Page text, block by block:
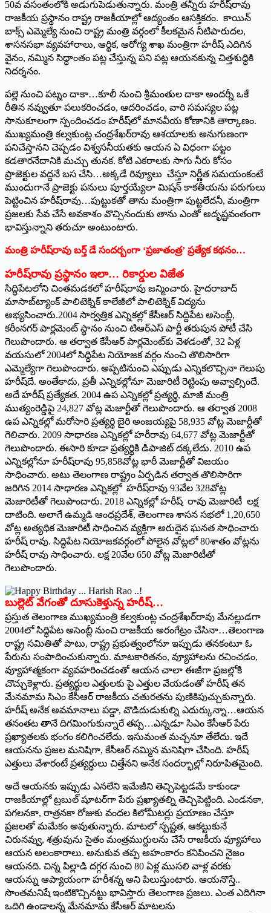
50వ వసంతంలోకి అడుగుపెడుతున్నారు. మంత్రి తన్నీరు హరీష్‌రావు
రాజకీయ ప్రస్థానం రాష్ట్ర రాజకీయాల్లో ఆద్యంతం ఆసక్తికరం. కాయిన్‌
‌బాక్స్ ఎమ్మెల్యే నుంచి రాష్ట్ర మంత్రి వర్గంలో కీలకమైన నీటిపారుదల,
శాసనసభా వ్యవహారాలు, ఆర్థిక, ఆరోగ్య శాఖ మంత్రిగా హరీష్‌ ఎదిగిన
వైనం, నమ్మిన సిద్ధాంతం పట్ల చేస్తున్న పని పట్ల ఆయనకున్న చిత్తశుద్ధికి
నిదర్శనం.
పల్లె నుంచి పట్నం దాకా…కూలీ నుంచి శ్రీమంతుల దాకా అందర్నీ ఒకే
రీతిన నవ్వుతూ పలుకరించడం, ఆదరించడం, వారి సమస్యల పట్ల
సానుకూలంగా స్పందించడం హరీష్‌లో మానవీయ కోణానికి తార్కాణం.
ముఖ్యమంత్రి కల్వకుంట్ల చంద్రశేఖర్‌రావు ఆశయాలకు అనుగుణంగా
పనిచేస్తానని చెప్పడం విశ్వసనీయతకు ఆయన ఏ విధంగా పట్టం
కడతారనేదానికి మచ్చు తునక. కోటి ఎకరాలకు సాగు నీరు కోసం
ప్రాజెక్టుల వద్దనే బస చేసి…అక్కడే రివ్యూలు చేస్తూ నిర్ణీత సమయంకంటే
ముందుగానే ప్రాజెక్టు పనులు పూర్తయ్యేలా మిషన్‌ ‌కాకతీయను పరుగులు
పెట్టించిన హరీష్‌రావు…పుట్టుకతో తాను మంత్రిగా పుట్టలేదనీ, మంత్రిగా
ప్రజలకు సేవ చేసే అవకాశం వొచ్చినందుకు తాను ఎంతో అదృష్టవంతంగా
భావిస్తున్నాని తరుచూ అంటుంటారు.
మంత్రి హరీష్‌రావు బర్త్ ‌డే సందర్బంగా ‘ప్రజాతంత్ర’ ప్రత్యేక కథనం…
హరీష్‌రావు ప్రస్థానం ఇలా… రికార్డుల విజేత
సిద్ధిపేటలోని చింతమడకలో హరీష్‌రావు జన్మించారు. హైదరాబాద్‌
‌మాసాబ్‌ట్యాంక్‌ ‌పాలిటెక్నిక్‌ ‌కాలేజీలో పాలిటెక్నిక్‌ ‌విద్యను
అభ్యసించారు.2004 సార్వత్రిక ఎన్నికల్లో కేసీఆర్‌ ‌సిద్దిపేట అసెంబ్లీ,
కరీంనగర్‌ ‌పార్లమెంట్‌ ‌స్థానం నుంచి టిఆర్‌ఎస్‌ ‌పార్టీ తరుపున పోటీ చేసి
గెలుపొందారు. ఆ తర్వాత కేసీఆర్‌ ‌పార్లమెంట్‌కు వెళడంతో, 32 ఏళ్ల
వయసులో 2004లో సిద్ధిపేట నియోజక వర్గం నుంచి తొలిసారిగా
ఎమ్మెల్యేగా గెలుపొందారు. అప్పటినుంచి ఎప్పుడు ఎన్నికలొచ్చినా గెలుపు
హరీష్‌దే. అంతేకాదు, ప్రతీ ఎన్నికల్లోనూ మెజారిటీ రెట్టింపు అవ్వాల్సిందే.
అదే హరీష్‌ ‌ప్రత్యేకత. 2004 ఉప ఎన్నికల్లో ప్రత్యర్థి, మాజీ మంత్రి
ముత్యంరెడ్డిపై 24,827 వోట్ల మెజార్టీతో గెలుపొందారు. ఆ తర్వాత 2008
ఉప ఎన్నికల్లో మరోసారి ప్రత్యర్థి బైరి అంజయ్యపై 58,935 వోట్ల మెజార్టీతో
గెలిచారు. 2009 సాధారణ ఎన్నికల్లో హరీరావు 64,677 వోట్ల మెజార్టీతో
గెలుపొందారు. ఈసారి కూడా ప్రత్యర్థికి డిపాజిట్‌ ‌దక్కలేదు. 2010 ఉప
ఎన్నికల్లోనూ హరీష్‌రావు 95,858వోట్ల భారీ మెజార్టీతో విజయం
సాధించారు. అటు తెలంగాణ రాష్ట్రం ఏర్పడిన తర్వాత తొలిసారిగా
జరిగిన 2014 సాధారణ ఎన్నికల్లో హరీష్‌రావు 93వేల 328వోట్ల
మెజారిటీతో గెలుపొందారు. 2018 ఎన్నికల్లో హరీష్‌ ‌రావు మెజారిటీ లక్ష
దాటింది. అలాగే ఉమ్మడి ఆంధప్రదేశ్‌, ‌తెలంగాణ శాసన సభలో 1,20,650
వోట్ల అత్యధిక మెజారిటీ సాధించిన వ్యక్తిగా అరుదైన ఘనత సాధించారు
హరీష్‌ ‌రావు. సిద్ధిపేట నియోజకవర్గంలో పోలైన వోట్లలో 80శాతం వోట్లను
హరీష్‌ ‌రావు సాధించారు. లక్ష 20వేల 650 వోట్ల మెజారిటీతో
గెలుపొందారు.
బుల్లెట్‌ ‌వేగంతో దూసుకెళ్తున్న హరీష్‌…
‌ప్రస్తుత తెలంగాణ ముఖ్యమంత్రి కల్వకుంట్ల చంద్రశేఖర్‌రావు మేనల్లుడగా
2004లో సిద్ధిపేట అసెంబ్లీ నుంచి రాజకీయ అరంగేట్రం చేసినా…తెలంగాణ
రాష్ట్ర సమితితో పాటు, రాష్ట్ర ప్రభుత్వంలోనూ ఇప్పుడు తనకంటూ ఓ
పేరును సంపాదించుకున్నారు. మాటకారితనం, వ్యూహాలను రచించడం,
వ్యూహాత్మకంగా వ్యవహరించడంతో ఆయన చాలా ఈజీగా ప్రజల్లోకి
చొచ్చుకెళ్లారు. ప్రత్యర్థుల ఎత్తులకు పై ఎత్తుల వేయడంతో హరీష్‌ ‌తన
మేనమామ సిఎం కేసీఆర్‌ ‌రాజకీయ చతురతను పుణికిపుచ్చుకున్నారు.
హరీష్‌ అనేక అవమానాలు పడ్డా, వొడిదుడుకుల్ని ఎదుర్కున్నా…ఆయన
తనంతట తానే దిగమింగుకున్నారే తప్ప…ఎన్నడూ సిఎం కేసీఆర్‌ ‌పేరు
ప్రఖ్యాతలకు భంగం కలిగించలేదు. ఇసుమంత మచ్చనూ తేలేదు. ఇదే
ఆయనను ప్రజల మనిషిగా, కేసీఆర్‌ ‌నమ్మిన మనిషిగా చేసింది. హరీష్‌
ఎత్తులు వేశారంటే ప్రత్యర్థులు చిత్తేనని అనేక సందర్భాల్లో నిరూపితమైంది.
అదే ఆయనకు ఇప్పుడు ఎనలేని ఇమేజీని తెచ్చిపెట్టడమే కాకుండా
రాజకీయాల్లో ట్రబుల్‌ ‌షూటర్‌గా పేరు ప్రఖ్యాతల్ని తెచ్చిపెట్టింది. ఎండనకా,
పగలనకా, రాత్రనకా రోజుకు వందల కిలోమీటర్లు ప్రయాణం చేస్తూ
ప్రజలతో మమేకం అవుతున్నారు. మాటలో స్పష్టత, ఆకట్టుకునే
చిరునవ్వు, శత్రువును సైతం మంత్రముగ్దులను చేసే రాజకీయ వ్యూహాలు
ఆయన అలంకారాలు. అనుకువ తప్ప అహంకారం కనిపించని నైజం
ఆయనది. చిన్న పిల్లాడి దగ్గర నుంచి 80 ఏళ్ల ముసలి వాళ్ల వరకు
ఆయన్ను ఆప్యాయంగా హరీశన్న అని పిలుస్తుంటారు. ఆయనొస్తే..
సొంతమనిషే ఇంటికొచ్చినట్టు భావిస్తారు తెలంగాణ ప్రజలు. ఎంత ఎదిగినా
ఒదిగి ఉండాలన్న మేనమామ కేసీఆర్‌ ‌మాటలను